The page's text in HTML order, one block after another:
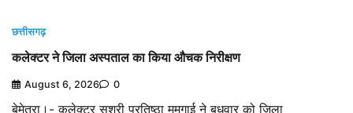
छत्तीसगढ़
कलेक्टर ने जिला अस्पताल का किया औचक निरीक्षण
August 6, 2026 0
बेमेतरा।- कलेक्टर सुश्री प्रतिष्ठा ममगाई ने बुधवार को जिला